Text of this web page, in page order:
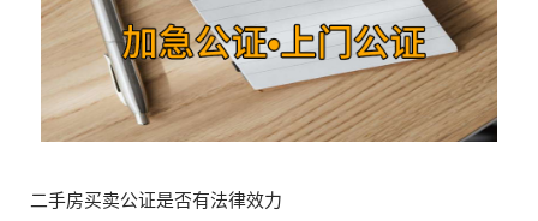
二手房买卖公证是否有法律效力